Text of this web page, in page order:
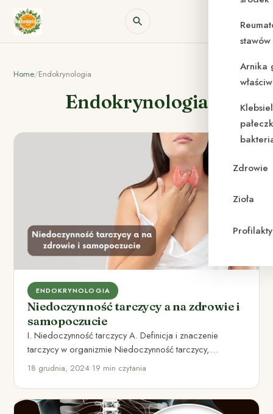
Arnika
Zdrowie
Zioła
Home/Endokrynologia
Endokrynologia
ENDOKRYNOLOGIA
Niedoczynność tarczycy a na zdrowie i
samopoczucie
I. Niedoczynność tarczycy A. Definicja i znaczenie
tarczycy w organizmie Niedoczynność tarczycy,
nazywana również hipotyreoza, jest stanem, w…
18 grudnia, 2024•19 min czytania